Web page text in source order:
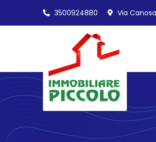
3500924880 Via